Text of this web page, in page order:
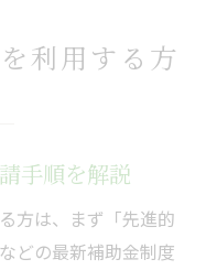
利用する方
手順を解説
方は、まず「先進的
どの最新補助金制度